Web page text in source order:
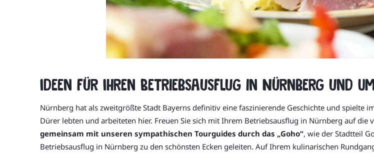
Ideen für Ihren Betriebsausflug in Nürnberg und
Nürnberg hat als zweitgrößte Stadt Bayerns definitiv eine faszinierende Geschichte und spielte
Dürer lebten und arbeiteten hier. Freuen Sie sich mit Ihrem Betriebsausflug in Nürnberg auf die
gemeinsam mit unseren sympathischen Tourguides durch das „Goho“, wie der Stadtteil
Betriebsausflug in Nürnberg zu den schönsten Ecken geleiten. Auf Ihrem kulinarischen